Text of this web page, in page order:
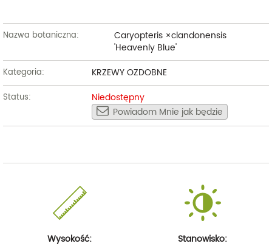
Nazwa botaniczna:
Caryopteris ×clandonensis
'Heavenly Blue'
Kategoria: KRZEWY OZDOBNE
Status:
Niedostępny
Powiadom Mnie jak będzie
Wysokość:
Stanowisko: